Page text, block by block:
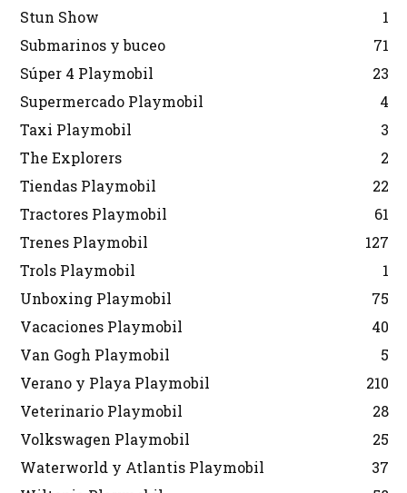
Stun Show
1
Submarinos y buceo
71
Súper 4 Playmobil
23
Supermercado Playmobil
4
Taxi Playmobil
3
The Explorers
2
Tiendas Playmobil
22
Tractores Playmobil
61
Trenes Playmobil
127
Trols Playmobil
1
Unboxing Playmobil
75
Vacaciones Playmobil
40
Van Gogh Playmobil
5
Verano y Playa Playmobil
210
Veterinario Playmobil
28
Volkswagen Playmobil
25
Waterworld y Atlantis Playmobil
37